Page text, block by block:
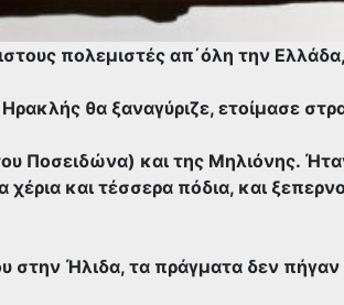
πολεμιστές απ΄όλη την
θα ξαναγύριζε, ετοίμασε
Ποσειδώνα) και της Μηλιόνης.
και τέσσερα πόδια, και
Ήλιδα, τα πράγματα δεν πήγαν